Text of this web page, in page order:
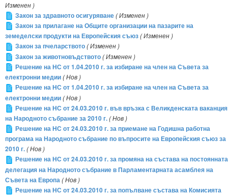
Изменен )
Закон за здравното осигуряване( Изменен )
Закон за прилагане на Общите организации на пазарите на
земеделски продукти на Европейския съюз( Изменен )
Закон за пчеларството( Изменен )
Закон за животновъдството( Изменен )
Решение на НС от 1.04.2010 г. за избиране на член на Съвета за
електронни медии( Нов )
Решение на НС от 1.04.2010 г. за избиране на член на Съвета за
електронни медии( Нов )
Решение на НС от 24.03.2010 г. във връзка с Великденската ваканция
на Народното събрание за 2010 г.( Нов )
Решение на НС от 24.03.2010 г. за приемане на Годишна работна
програма на Народното събрание по въпросите на Европейския съюз за
2010 г.( Нов )
Решение на НС от 24.03.2010 г. за промяна на състава на постоянната
делегация на Народното събрание в Парламентарната асамблея на
Съвета на Европа( Нов )
Решение на НС от 24.03.2010 г. за попълване състава на Комисията